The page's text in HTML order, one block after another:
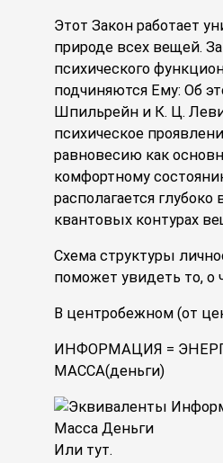
Этот Закон работает
природе всех вещей.
психического
подчиняются Ему: Об
Шпильрейн и К. Ц.
психическое
равновесию как
комфортному
располагается глубоко
квантовых контурах
Схема структуры
поможет увидеть то, о
В центробежном (от
ИНФОРМАЦИЯ =
МАССА(деньги)
Или тут.